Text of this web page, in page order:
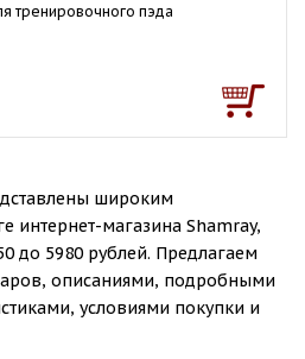
тренировочного пэда
широким
интернет-магазина Shamray,
до 5980 рублей. Предлагаем
описаниями, подробными
условиями покупки и